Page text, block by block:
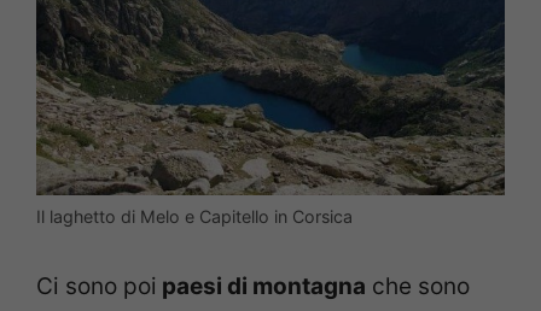
Il laghetto di Melo e Capitello in Corsica
Ci sono poi paesi di montagna che sono